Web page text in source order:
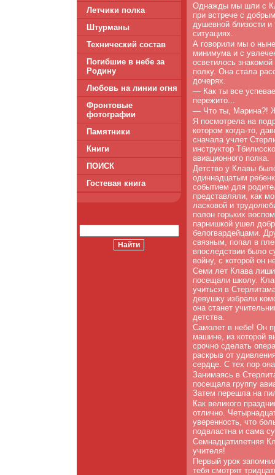
Летчики полка
Штурманы
Технический состав
Погибшие в небе за
Родину
Любовь на линии огня
Фронтовые
фотографии
Памятники
Книги
ПОИСК
Гостевая книга
Однажды мы шли с
при встрече с
душевной близости
ситуациях.
А говорили мы о
минимума и с
осветилось
полку. Она стала
дочерях.
— Как ты все
пережито...
— Что ты, Марина?!
Я посмотрела на
котором когда-то,
сначала учлет
инструктор
авиационного полка.
Детство у Клавы
одиннадцатым
событием для
представляли, как
ласковой и
полон горьких
парнишкой ушел
белогвардейцами.
связным, попал в
впоследствии было
войну, с которой он
Семи лет Клава
посещали школу.
учиться в
девушку избрали
она станет
детства.
Самолет в небе! Он
машине, из которой
срочно сделать
раскрыв от
сердце. С тех пор
Занимаясь в
посещала группу
Затем перешла на
Как великого
отлично.
уверенность, что
подвластна и сама
Семнадцатилетняя
учителя!
Первый урок
тебя смотрят